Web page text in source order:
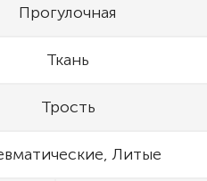
Прогулочная
Ткань
Трость
Литые